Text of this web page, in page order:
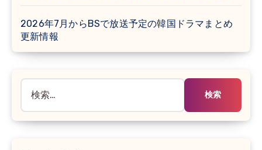
2026年7月からBSで放送予定の韓国ドラマまとめ
更新情報